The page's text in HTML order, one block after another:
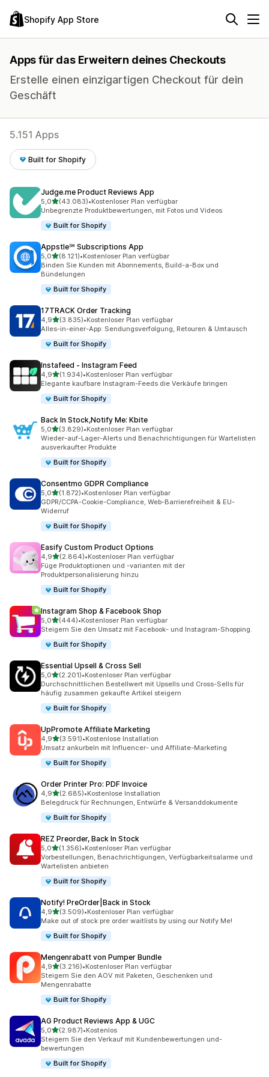
Shopify App Store
Apps für das Erweitern deines Checkouts
Erstelle einen einzigartigen Checkout für dein
Geschäft
5.151 Apps
Built for Shopify
Judge.me Product Reviews App
5,0von 5 Sternen
(43.083)
43083 Rezensionen insgesamt
•Kostenloser Plan verfügbar
Unbegrenzte Produktbewertungen, mit Fotos und Videos
Built for Shopify
Appstle℠ Subscriptions App
5,0von 5 Sternen
(8.121)
8121 Rezensionen insgesamt
•Kostenloser Plan verfügbar
Binden Sie Kunden mit Abonnements, Build-a-Box und
Bündelungen
Built for Shopify
17TRACK Order Tracking
4,9von 5 Sternen
(3.835)
3835 Rezensionen insgesamt
•Kostenloser Plan verfügbar
Alles-in-einer-App: Sendungsverfolgung, Retouren & Umtausch
Built for Shopify
Instafeed ‑ Instagram Feed
4,9von 5 Sternen
(1.934)
1934 Rezensionen insgesamt
•Kostenloser Plan verfügbar
Elegante kaufbare Instagram-Feeds die Verkäufe bringen
Built for Shopify
Back In Stock,Notify Me: Kbite
5,0von 5 Sternen
(3.829)
3829 Rezensionen insgesamt
•Kostenloser Plan verfügbar
Wieder-auf-Lager-Alerts und Benachrichtigungen für Wartelisten
ausverkaufter Produkte
Built for Shopify
Consentmo GDPR Compliance
5,0von 5 Sternen
(1.872)
1872 Rezensionen insgesamt
•Kostenloser Plan verfügbar
GDPR/CCPA-Cookie-Compliance, Web-Barrierefreiheit & EU-
Widerruf
Built for Shopify
Easify Custom Product Options
4,9von 5 Sternen
(2.864)
2864 Rezensionen insgesamt
•Kostenloser Plan verfügbar
Füge Produktoptionen und -varianten mit der
Produktpersonalisierung hinzu
Built for Shopify
Instagram Shop & Facebook Shop
5,0von 5 Sternen
(444)
444 Rezensionen insgesamt
•Kostenloser Plan verfügbar
Steigern Sie den Umsatz mit Facebook- und Instagram-Shopping.
Built for Shopify
Essential Upsell & Cross Sell
5,0von 5 Sternen
(2.201)
2201 Rezensionen insgesamt
•Kostenloser Plan verfügbar
Durchschnittlichen Bestellwert mit Upsells und Cross-Sells für
häufig zusammen gekaufte Artikel steigern
Built for Shopify
UpPromote Affiliate Marketing
4,9von 5 Sternen
(3.591)
3591 Rezensionen insgesamt
•Kostenlose Installation
Umsatz ankurbeln mit Influencer- und Affiliate-Marketing
Built for Shopify
Order Printer Pro: PDF Invoice
4,9von 5 Sternen
(2.685)
2685 Rezensionen insgesamt
•Kostenlose Installation
Belegdruck für Rechnungen, Entwürfe & Versanddokumente
Built for Shopify
REZ Preorder, Back In Stock
5,0von 5 Sternen
(1.356)
1356 Rezensionen insgesamt
•Kostenloser Plan verfügbar
Vorbestellungen, Benachrichtigungen, Verfügbarkeitsalarme und
Wartelisten anbieten
Built for Shopify
Notify! PreOrder|Back in Stock
4,9von 5 Sternen
(3.509)
3509 Rezensionen insgesamt
•Kostenloser Plan verfügbar
Make out of stock pre order waitlists by using our Notify Me!
Built for Shopify
Mengenrabatt von Pumper Bundle
4,9von 5 Sternen
(3.216)
3216 Rezensionen insgesamt
•Kostenloser Plan verfügbar
Steigern Sie den AOV mit Paketen, Geschenken und
Mengenrabatte
Built for Shopify
AG Product Reviews App & UGC
5,0von 5 Sternen
(2.987)
2987 Rezensionen insgesamt
•Kostenlos
Steigern Sie den Verkauf mit Kundenbewertungen und-
bewertungen
Built for Shopify